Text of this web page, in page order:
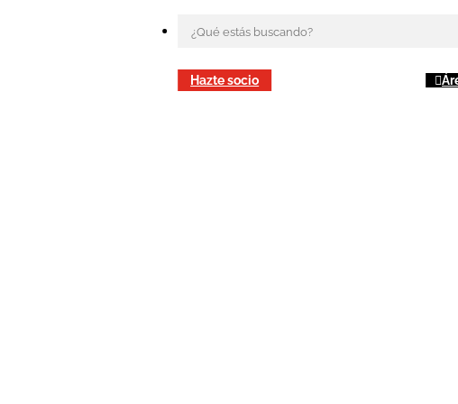
Hazte socio